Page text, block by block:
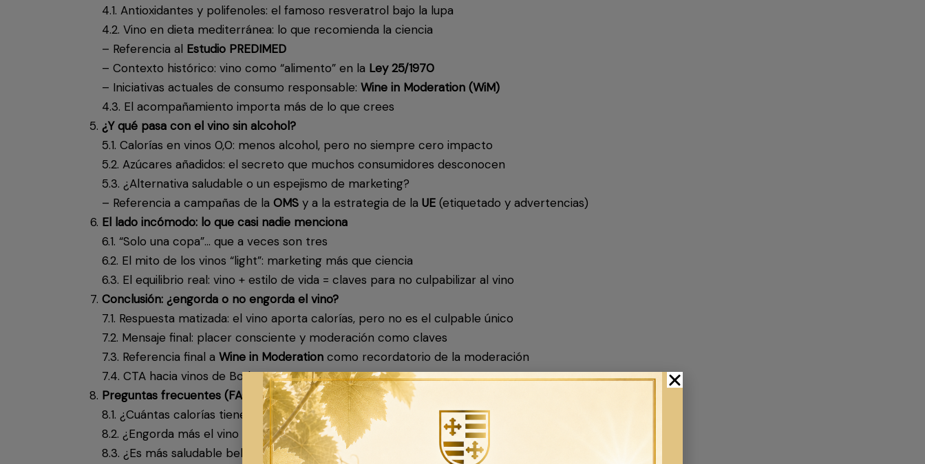
4.1. Antioxidantes y polifenoles: el famoso resveratrol bajo la lupa
4.2. Vino en dieta mediterránea: lo que recomienda la ciencia
– Referencia al Estudio PREDIMED
– Contexto histórico: vino como “alimento” en la Ley 25/1970
– Iniciativas actuales de consumo responsable: Wine in Moderation (WiM)
4.3. El acompañamiento importa más de lo que crees
¿Y qué pasa con el vino sin alcohol?
5.1. Calorías en vinos 0,0: menos alcohol, pero no siempre cero impacto
5.2. Azúcares añadidos: el secreto que muchos consumidores desconocen
5.3. ¿Alternativa saludable o un espejismo de marketing?
– Referencia a campañas de la OMSy a la estrategia de la UE(etiquetado y advertencias)
El lado incómodo: lo que casi nadie menciona
6.1. “Solo una copa”… que a veces son tres
6.2. El mito de los vinos “light”: marketing más que ciencia
6.3. El equilibrio real: vino + estilo de vida = claves para no culpabilizar al vino
Conclusión: ¿engorda o no engorda el vino?
7.1. Respuesta matizada: el vino aporta calorías, pero no es el culpable único
7.2. Mensaje final: placer consciente y moderación como claves
7.3. Referencia final a Wine in Moderationcomo recordatorio de la moderación
7.4. CTA hacia vinos de Bodegas Muñoz
Preguntas frecuentes (FAQ)
8.1. ¿Cuántas calorías tiene una copa de vino?
8.2. ¿Engorda más el vino que la cerveza?
8.3. ¿Es más saludable beber vino tinto que blanco?